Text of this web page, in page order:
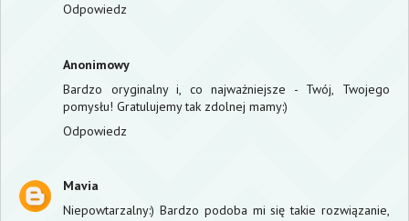
Odpowiedz
Anonimowy
Bardzo oryginalny i, co najważniejsze - Twój, Twojego
pomysłu! Gratulujemy tak zdolnej mamy:)
Odpowiedz
Mavia
Niepowtarzalny:) Bardzo podoba mi się takie rozwiązanie,